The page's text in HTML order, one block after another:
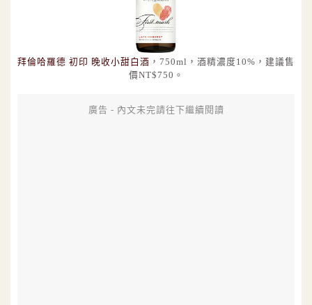
拜倫哈羅德 初印 晚收小甜白酒 ，750ml，酒精濃度10%，建議售
價NT$750。
廣告 - 內文未完請往下繼續閱讀